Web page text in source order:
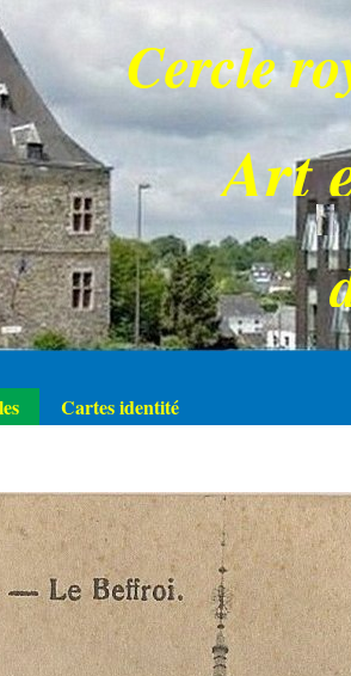
Art
Cercle
Cartes identité